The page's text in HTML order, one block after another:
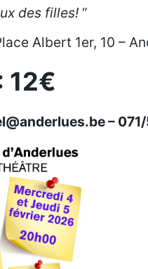
des filles! “
Albert 1er, 10 –
12€
–